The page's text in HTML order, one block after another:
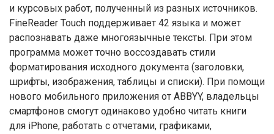
и курсовых работ, полученный из разных источников.
FineReader Touch поддерживает 42 языка и может
распознавать даже многоязычные тексты. При этом
программа может точно воссоздавать стили
форматирования исходного документа (заголовки,
шрифты, изображения, таблицы и списки). При помощи
нового мобильного приложения от ABBYY, владельцы
смартфонов смогут одинаково удобно читать книги
для iPhone, работать с отчетами, графиками,